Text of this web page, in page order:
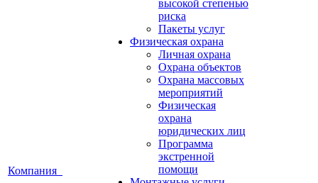
Компания
высокой степенью
риска
Пакеты услуг
Физическая охрана
Личная охрана
Охрана объектов
Охрана массовых
мероприятий
Физическая
охрана
юридических лиц
Программа
экстренной
помощи